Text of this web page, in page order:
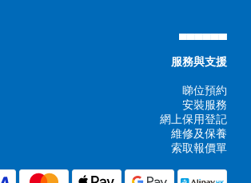
▄▄▄▄▄▄
服務與支援
睇位預約
安裝服務
網上保用登記
維修及保養
索取報價單